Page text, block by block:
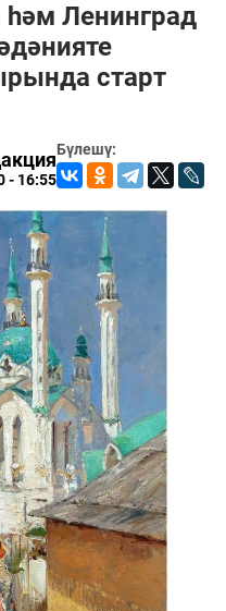
һәм Ленинград
старт
Бүлешү:
- 16:55